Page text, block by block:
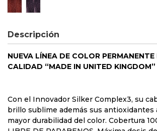
Corrector Rojizo
Corrector Violeta
Descripción
NUEVA LÍNEA DE COLOR PERMANENTE
CALIDAD “MADE IN UNITED KINGDOM”
Con el Innovador Silker Complex3, su
brillo sublime además sus antioxidantes
mayor durabilidad del color. Cobertura